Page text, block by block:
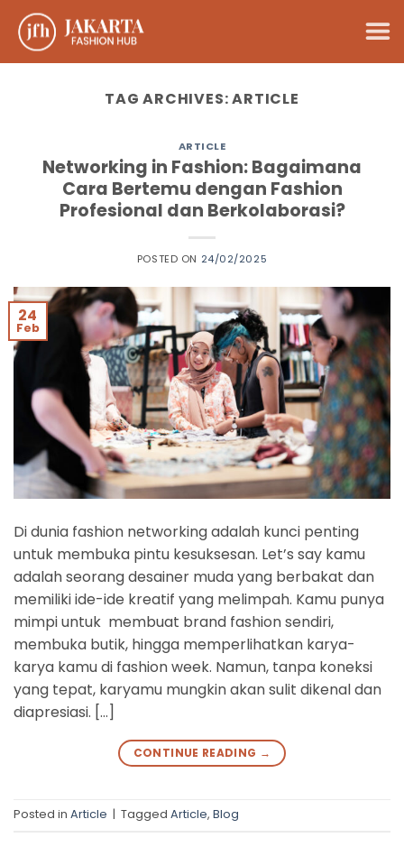
Skip
content
TAG ARCHIVES:ARTICLE
ARTICLE
Networking in Fashion: Bagaimana
Cara Bertemu dengan Fashion
Profesional dan Berkolaborasi?
POSTED ON 24/02/2025
24
Feb
Di dunia fashion networking adalah kunci penting
untuk membuka pintu kesuksesan. Let’s say kamu
adalah seorang desainer muda yang berbakat dan
memiliki ide-ide kreatif yang melimpah. Kamu punya
mimpi untuk membuat brand fashion sendiri,
membuka butik, hingga memperlihatkan karya-
karya kamu di fashion week. Namun, tanpa koneksi
yang tepat, karyamu mungkin akan sulit dikenal dan
diapresiasi. […]
CONTINUE READING →
Posted in Article | Tagged Article, Blog